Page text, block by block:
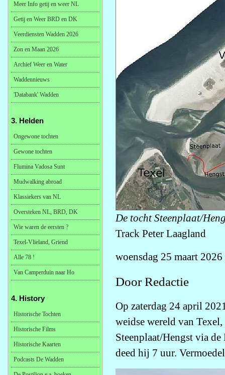
De tocht Steenplaat/
Track Peter Laagland
woensdag 25 maart 2026
Door Redactie
Op zaterdag 24 april
weidse wereld van
Steenplaat/Hengst via
deed hij 7 uur.
Meer Info getij en weer NL
Getij en Weer BRD en DK
Veerdiensten Wadden 2026
Zon en Maan 2026
Archief Weer en Water
Waddennieuws
'Databank' Wadden
3. Helden
Ongewone tochten
Gewone tochten
Flumina Vadosa Sunt
Mudwalking abroad
Klassiekers van NL
Oversteken NL, BRD, DK
Wie waren de eersten ?
Texel-Vlieland, Griend
Alle 78 !
Van Camperduin naar Ho
4. History
Historische Tochten
Historische Films
Historische Kaarten
Podcasts De Wadden